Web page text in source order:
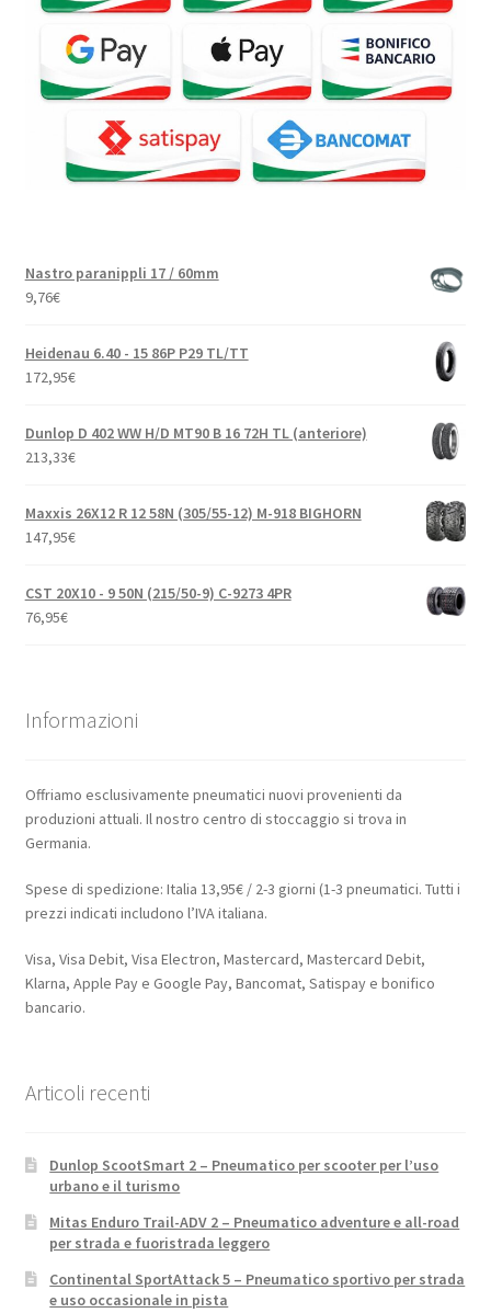
Nastro paranippli 17 / 60mm
9,76€
Heidenau 6.40 - 15 86P P29 TL/TT
172,95€
Dunlop D 402 WW H/D MT90 B 16 72H TL (anteriore)
213,33€
Maxxis 26X12 R 12 58N (305/55-12) M-918 BIGHORN
147,95€
CST 20X10 - 9 50N (215/50-9) C-9273 4PR
76,95€
Informazioni
Offriamo esclusivamente pneumatici nuovi provenienti da
produzioni attuali. Il nostro centro di stoccaggio si trova in
Germania.
Spese di spedizione: Italia 13,95€ / 2-3 giorni (1-3 pneumatici. Tutti i
prezzi indicati includono l’IVA italiana.
Visa, Visa Debit, Visa Electron, Mastercard, Mastercard Debit,
Klarna, Apple Pay e Google Pay, Bancomat, Satispay e bonifico
bancario.
Articoli recenti
Dunlop ScootSmart 2 – Pneumatico per scooter per l’uso
urbano e il turismo
Mitas Enduro Trail-ADV 2 – Pneumatico adventure e all-road
per strada e fuoristrada leggero
Continental SportAttack 5 – Pneumatico sportivo per strada
e uso occasionale in pista